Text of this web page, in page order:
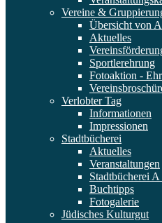
Vereine &
Übersicht von
Aktuelles
Sportlerehrung
Fotoaktion -
Verlobter Tag
Informationen
Impressionen
Stadtbücherei
Aktuelles
Veranstaltungen
Stadtbücherei A
Buchtipps
Fotogalerie
Jüdisches Kulturgut